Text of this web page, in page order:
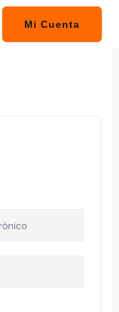
Mi Cuenta